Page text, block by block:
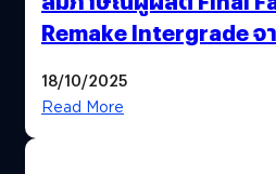
Remake Intergrade จ
18/10/2025
Read More